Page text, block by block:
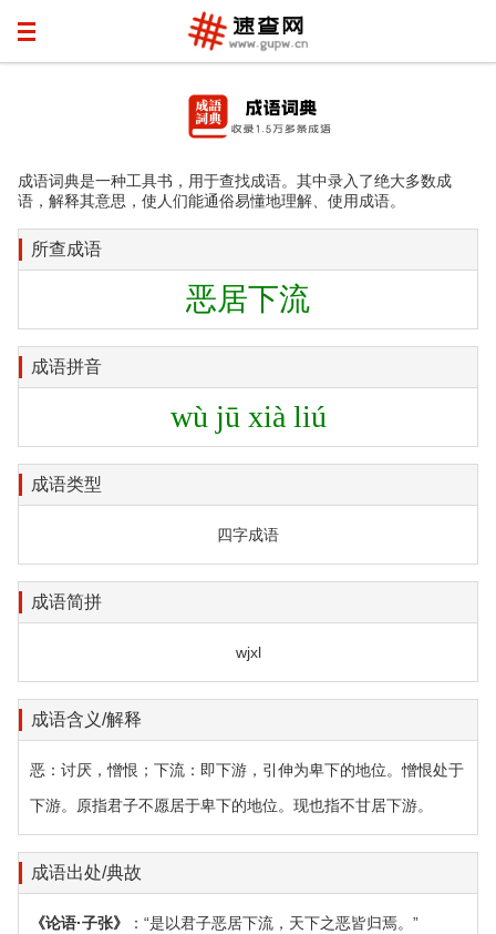
成语词典是一种工具书，用于查找成语。其中录入了绝大多数成
语，解释其意思，使人们能通俗易懂地理解、使用成语。
所查成语
恶居下流
成语拼音
wù jū xià liú
成语类型
四字成语
成语简拼
wjxl
成语含义/解释
恶：讨厌，憎恨；下流：即下游，引伸为卑下的地位。憎恨处于
下游。原指君子不愿居于卑下的地位。现也指不甘居下游。
成语出处/典故
《论语·子张》 ：“是以君子恶居下流，天下之恶皆归焉。”